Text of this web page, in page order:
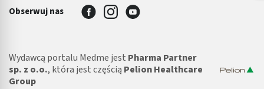
Obserwuj nas
Wydawcą portalu Medme jest Pharma Partner
sp. z o.o., która jest częścią Pelion Healthcare
Group